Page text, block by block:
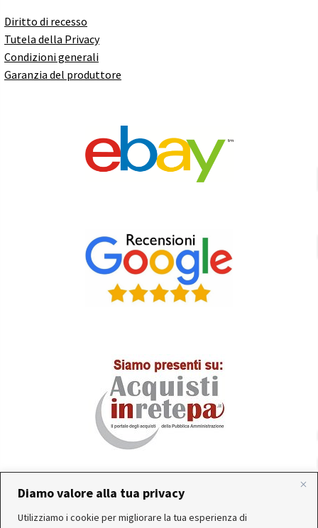
Diamo valore alla tua privacy
Utilizziamo i cookie per migliorare la tua esperienza di
In occasione delle FERIE ESTIVE, alcune aziende
produttrici e corrieri potrebbero sospendere o rallentare
Diritto di recesso
Tutela della Privacy
Condizioni generali
Garanzia del produttore